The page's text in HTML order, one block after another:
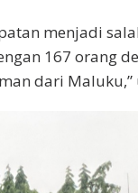
menjadi
167 orang
dari Maluku,”